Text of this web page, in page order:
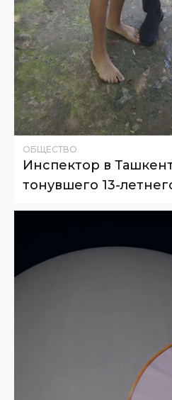
ОБЩЕСТВО
Инспектор в
тонувшего 13-